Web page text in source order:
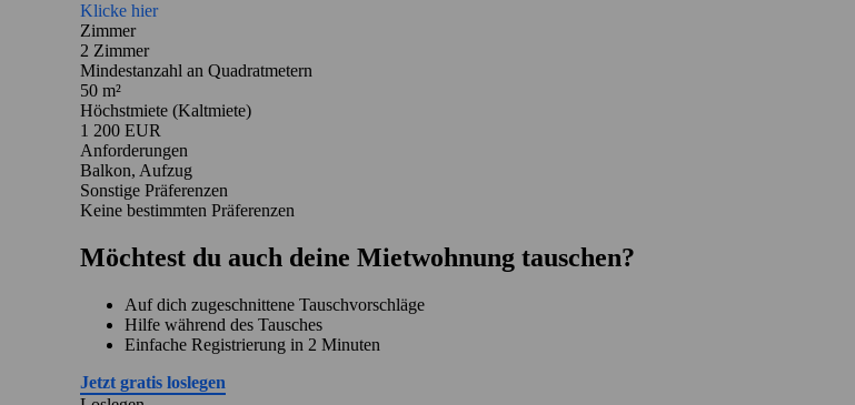
Klicke hier
Zimmer
2 Zimmer
Mindestanzahl an Quadratmetern
50 m²
Höchstmiete (Kaltmiete)
1 200 EUR
Anforderungen
Balkon, Aufzug
Sonstige Präferenzen
Keine bestimmten Präferenzen
Möchtest du auch deine Mietwohnung tauschen?
Auf dich zugeschnittene Tauschvorschläge
Hilfe während des Tausches
Einfache Registrierung in 2 Minuten
Jetzt gratis loslegen